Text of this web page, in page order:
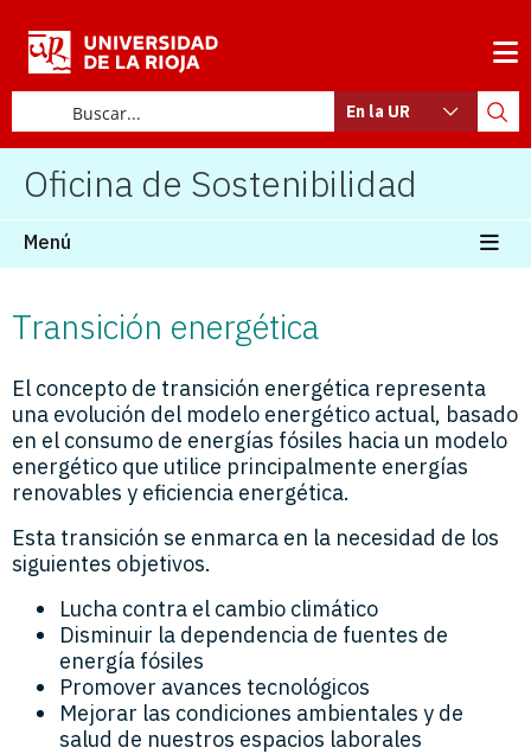
En la UR
Oficina de Sostenibilidad
Menú
Transición energética
El concepto de transición energética representa
una evolución del modelo energético actual, basado
en el consumo de energías fósiles hacia un modelo
energético que utilice principalmente energías
renovables y eficiencia energética.
Esta transición se enmarca en la necesidad de los
siguientes objetivos.
Lucha contra el cambio climático
Disminuir la dependencia de fuentes de
energía fósiles
Promover avances tecnológicos
Mejorar las condiciones ambientales y de
salud de nuestros espacios laborales